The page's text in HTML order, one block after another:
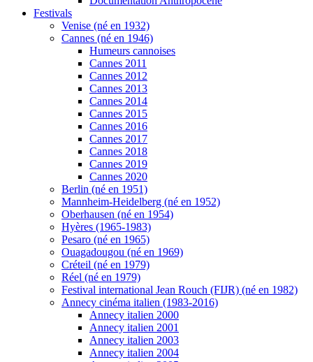
Festivals
Venise (né en 1932)
Cannes (né en 1946)
Humeurs cannoises
Cannes 2011
Cannes 2012
Cannes 2013
Cannes 2014
Cannes 2015
Cannes 2016
Cannes 2017
Cannes 2018
Cannes 2019
Cannes 2020
Berlin (né en 1951)
Mannheim-Heidelberg (né en 1952)
Oberhausen (né en 1954)
Hyères (1965-1983)
Pesaro (né en 1965)
Ouagadougou (né en 1969)
Créteil (né en 1979)
Réel (né en 1979)
Festival international Jean Rouch (FIJR) (né en 1982)
Annecy cinéma italien (1983-2016)
Annecy italien 2000
Annecy italien 2001
Annecy italien 2003
Annecy italien 2004